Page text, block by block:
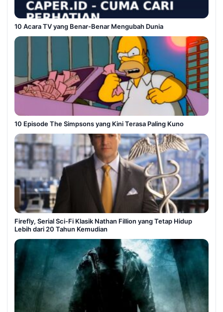
10 Acara TV yang Benar-Benar Mengubah Dunia
10 Episode The Simpsons yang Kini Terasa Paling Kuno
Firefly, Serial Sci-Fi Klasik Nathan Fillion yang Tetap Hidup
Lebih dari 20 Tahun Kemudian